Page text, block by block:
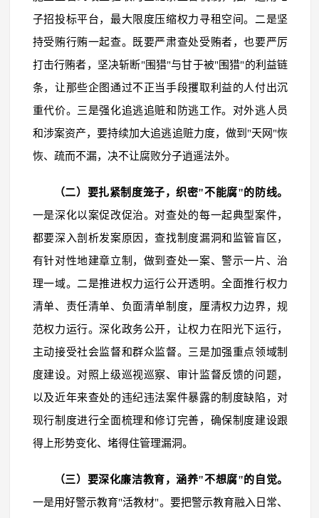
子招投标平台，最大限度压缩权力寻租空间。二是坚
持受贿行贿一起查。既要严肃查处受贿者，也要严厉
打击行贿者，坚决斩断"围猎"与甘于被"围猎"的利益链
条，让那些企图通过不正当手段攫取利益的人付出沉
重代价。三是强化追逃追赃和防逃工作。对外逃人员
和涉案资产，要持续加大追逃追赃力度，做到"天网"恢
恢、疏而不漏，决不让腐败分子逍遥法外。
（二）要扎紧制度笼子，织密"不能腐"的防线。
一是深化以案促改促治。对查处的每一起典型案件，
都要深入剖析发案原因，查找制度漏洞和监管盲区，
有针对性地建章立制，做到查处一案、警示一片、治
理一域。二是推进权力运行公开透明。全面推行权力
清单、责任清单、负面清单制度，厘清权力边界，规
范权力运行。深化政务公开，让权力在阳光下运行，
主动接受社会监督和群众监督。三是加强重点领域制
度建设。对照上级巡视巡察、审计监督反馈的问题，
以及近年来查处的违纪违法案件暴露的制度缺陷，对
现行制度进行全面梳理和修订完善，确保制度建设跟
得上形势变化、堵得住管理漏洞。
（三）要深化廉洁教育，涵养"不想腐"的自觉。
一是用好警示教育"活教材"。要把警示教育融入日常、